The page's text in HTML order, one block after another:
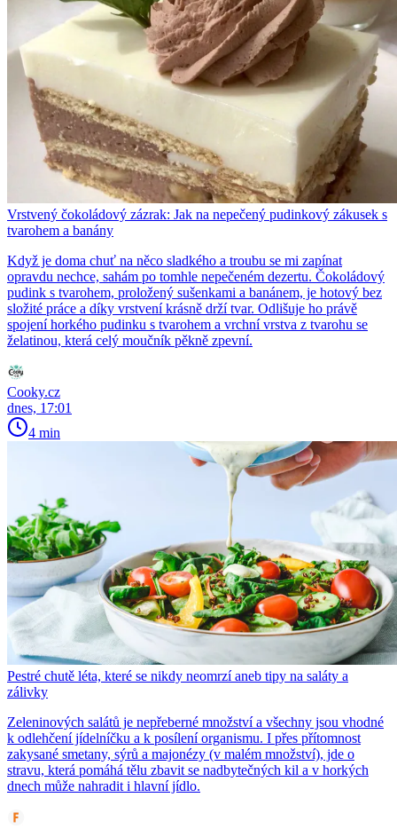
Vrstvený čokoládový zázrak: Jak na nepečený pudinkový zákusek s
tvarohem a banány
Když je doma chuť na něco sladkého a troubu se mi zapínat
opravdu nechce, sahám po tomhle nepečeném dezertu. Čokoládový
pudink s tvarohem, proložený sušenkami a banánem, je hotový bez
složité práce a díky vrstvení krásně drží tvar. Odlišuje ho právě
spojení horkého pudinku s tvarohem a vrchní vrstva z tvarohu se
želatinou, která celý moučník pěkně zpevní.
Cooky.cz
dnes, 17:01
4 min
Pestré chutě léta, které se nikdy neomrzí aneb tipy na saláty a
zálivky
Zeleninových salátů je nepřeberné množství a všechny jsou vhodné
k odlehčení jídelníčku a k posílení organismu. I přes přítomnost
zakysané smetany, sýrů a majonézy (v malém množství), jde o
stravu, která pomáhá tělu zbavit se nadbytečných kil a v horkých
dnech může nahradit i hlavní jídlo.